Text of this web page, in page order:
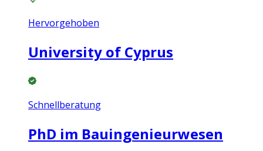
Hervorgehoben
University of Cyprus
Schnellberatung
PhD im Bauingenieurwesen